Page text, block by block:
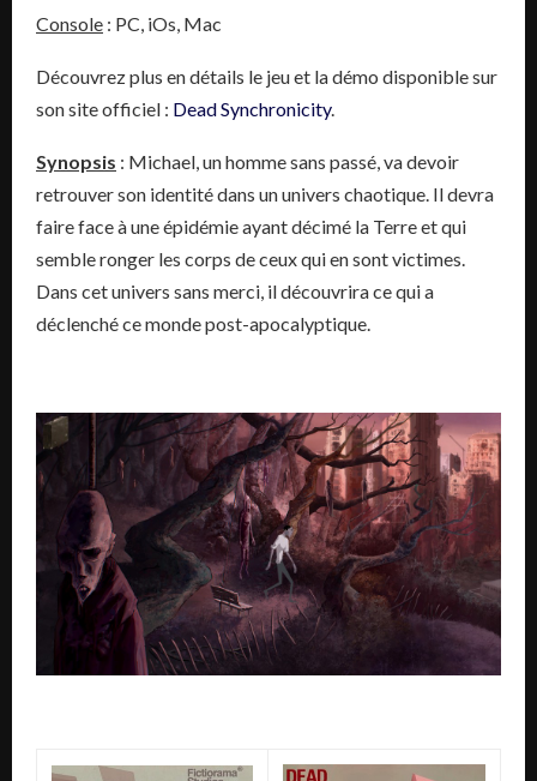
Console : PC, iOs, Mac
Découvrez plus en détails le jeu et la démo disponible sur
son site officiel : Dead Synchronicity.
Synopsis : Michael, un homme sans passé, va devoir
retrouver son identité dans un univers chaotique. Il devra
faire face à une épidémie ayant décimé la Terre et qui
semble ronger les corps de ceux qui en sont victimes.
Dans cet univers sans merci, il découvrira ce qui a
déclenché ce monde post-apocalyptique.